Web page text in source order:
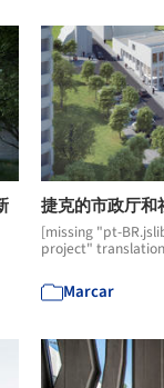
捷克的市政厅
[missing "pt-
project"
Marcar